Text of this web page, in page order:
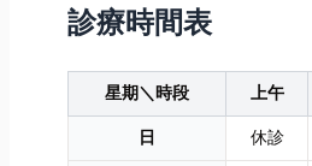
診療時間表
星期＼時段 上午
日
休診